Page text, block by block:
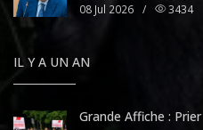
08 Jul 2026 / 3434
IL Y A UN AN
Grande Affiche :